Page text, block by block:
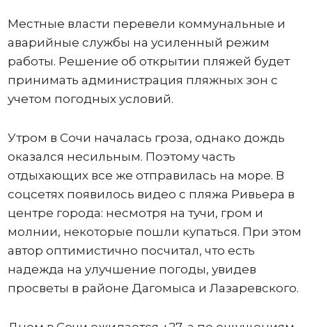
Местные власти перевели коммунальные и
аварийные службы на усиленный режим
работы. Решение об открытии пляжей будет
принимать администрация пляжных зон с
учетом погодных условий.
Утром в Сочи началась гроза, однако дождь
оказался несильным. Поэтому часть
отдыхающих все же отправилась на море. В
соцсетях появилось видео с пляжа Ривьера в
центре города: несмотря на тучи, гром и
молнии, некоторые пошли купаться. При этом
автор оптимистично посчитал, что есть
надежда на улучшение погоды, увидев
просветы в районе Дагомыса и Лазаревского.